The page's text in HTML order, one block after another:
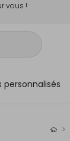
vous !
personnalisés